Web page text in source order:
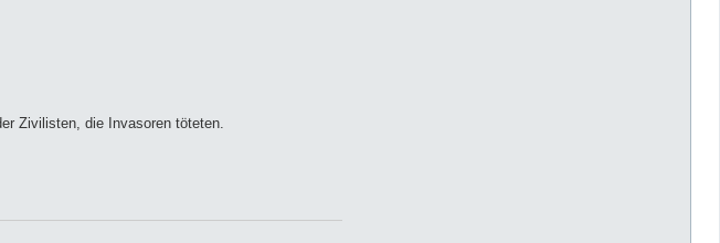
Zivilisten, die Invasoren töteten.